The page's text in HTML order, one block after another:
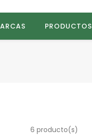
PRODUCTOS
6 producto(s)